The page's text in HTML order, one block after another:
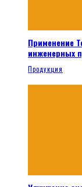
Применение
инженерных
Продукция